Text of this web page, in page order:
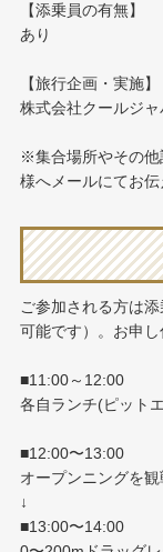
【添乗員の有無】
あり
【旅行企画・実施】
株式会社クールジ
※集合場所やその他
様へメールにてお伝
ご参加される方は
可能です）。お申し
■11:00～12:00
各自ランチ(ピット
■12:00〜13:00
オープンニングを
↓
■13:00〜14:00